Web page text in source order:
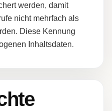
werden, damit
nicht mehrfach als
Diese Kennung
Inhaltsdaten.